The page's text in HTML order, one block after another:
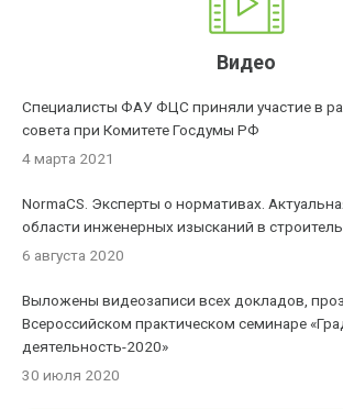
Видео
Специалисты ФАУ ФЦС приняли участие в
совета при Комитете Госдумы РФ
4 марта 2021
NormaCS. Эксперты о нормативах.
области инженерных изысканий в
6 августа 2020
Выложены видеозаписи всех докладов,
Всероссийском практическом семинаре
деятельность-2020»
30 июля 2020